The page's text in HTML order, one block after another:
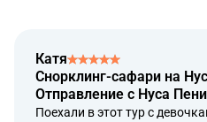
срок рассмотрения
срок возврата денежных
дней от даты обращения.
Катя
Снорклинг-сафари на
Отправление с Нуса
Поехали в этот тур с